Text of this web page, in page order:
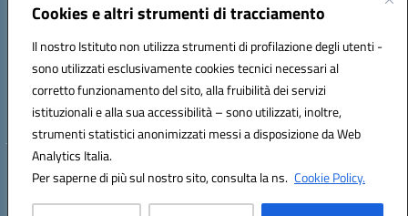
Cookies e altri strumenti di tracciamento
Il nostro Istituto non utilizza strumenti di profilazione degli utenti -
sono utilizzati esclusivamente cookies tecnici necessari al
corretto funzionamento del sito, alla fruibilità dei servizi
istituzionali e alla sua accessibilità – sono utilizzati, inoltre,
strumenti statistici anonimizzati messi a disposizione da Web
Analytics Italia.
Per saperne di più sul nostro sito, consulta la ns. Cookie Policy.
06121126825
LICEO DELLE SCIENZE UMANE "P.L. NERVI" SEGNI - Telefono:
06121126845
Mail: RMIS099002@istruzione.it - PEC: RMIS099002@pec.istruzione.it
Codice meccanografico: RMIS099002
Codice fiscale: 95036960581
Hosting & Powered by 3D Solution S.r.l.
Concept & Design by Designers Italia